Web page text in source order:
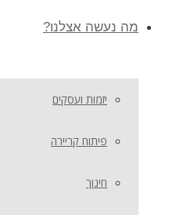
מה נעשה אצלנו?
יזמות ועסקים
פיתוח קריירה
חינוך